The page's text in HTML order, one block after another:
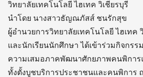
วิทยาลัยเทคโนโลยี ไฮเทค วิเชียรบุรี
นำโดย นางสาวธัญณภัสส์ ชนรักสุข
ผู้อำนวยการวิทยาลัยเทคโนโลยี ไฮเทค
และนักเรียนนักศึกษา ได้เข้าร่วมกิจกรร
ความเสมอภาคพัฒนาศักยภาพคนพิการ
ทั้งตั้งบูชบริการประชาชนและคนพิการ